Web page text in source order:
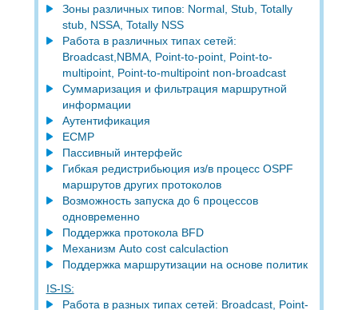
Зоны различных типов: Normal, Stub, Totally
stub, NSSA, Totally NSS
Работа в различных типах сетей:
Broadcast,NBMA, Point-to-point, Point-to-
multipoint, Point-to-multipoint non-broadcast
Суммаризация и фильтрация маршрутной
информации
Аутентификация
ECMP
Пассивный интерфейс
Гибкая редистрибьюция из/в процесс OSPF
маршрутов других протоколов
Возможность запуска до 6 процессов
одновременно
Поддержка протокола BFD
Механизм Auto cost calculaction
Поддержка маршрутизации на основе политик
IS-IS:
Работа в разных типах сетей: Broadcast, Point-